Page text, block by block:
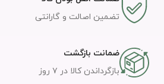
تضمین اصالت و گارانتی
ضمانت بازگشت
بازگرداندن کالا در ۷ روز